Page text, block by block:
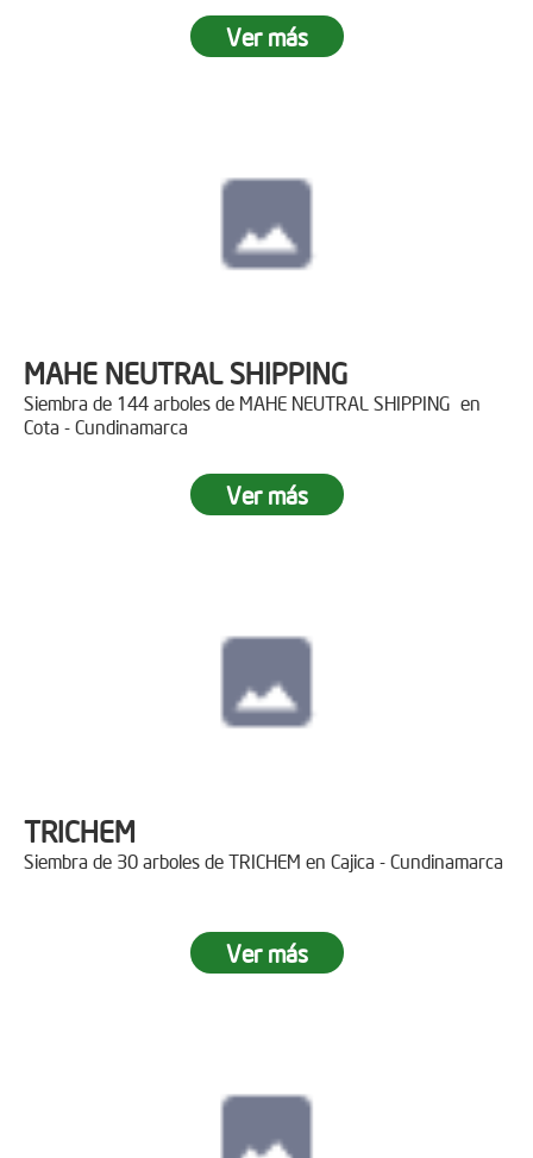
Ver más
MAHE NEUTRAL SHIPPING
Siembra de 144 arboles de MAHE NEUTRAL SHIPPING en
Cota - Cundinamarca
Ver más
TRICHEM
Siembra de 30 arboles de TRICHEM en Cajica - Cundinamarca
Ver más